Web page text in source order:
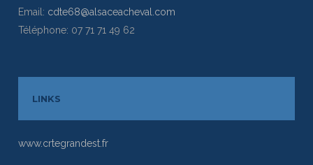
Email: cdte68@alsaceacheval.com
Téléphone: 07 71 71 49 62
LINKS
www.crtegrandest.fr